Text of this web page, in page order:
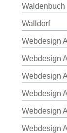
Waldenbuch
Walldorf
Webdesign
Webdesign
Webdesign
Webdesign
Webdesign
Webdesign